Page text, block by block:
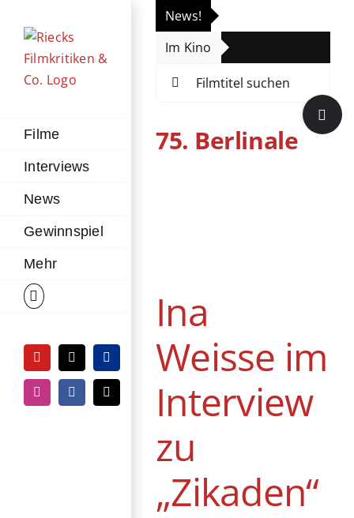
Inhalt
springen
Filme
Interviews
News
Gewinnspiel
Mehr
YouTubeTiktokPayPal
InstagramFacebook
E-
Mail
News!
Im Kino
75. Berlinale
Ina Weisse im
Interview zu
„Zikaden“
Ina
Weisse im
Interview
zu
„Zikaden“
Toggle
Sliding